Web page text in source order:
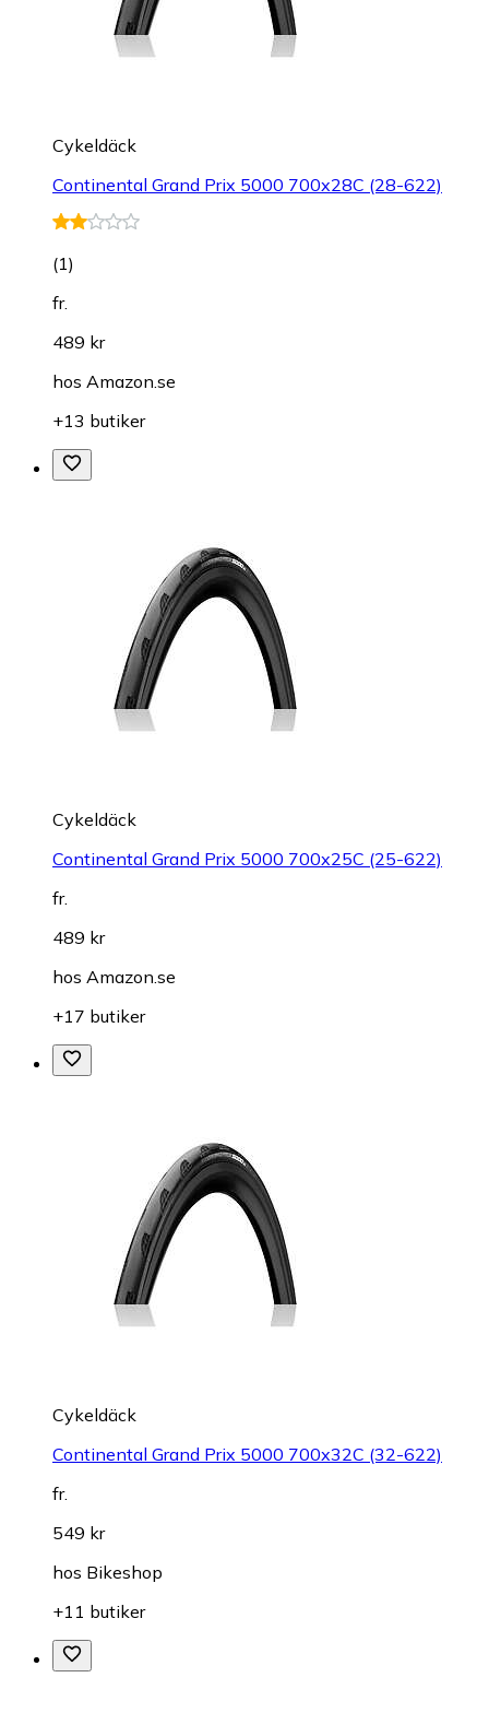
Cykeldäck
Continental Grand Prix 5000 700x28C (28-622)
(1)
fr.
489 kr
hos Amazon.se
+13 butiker
Cykeldäck
Continental Grand Prix 5000 700x25C (25-622)
fr.
489 kr
hos Amazon.se
+17 butiker
Cykeldäck
Continental Grand Prix 5000 700x32C (32-622)
fr.
549 kr
hos Bikeshop
+11 butiker